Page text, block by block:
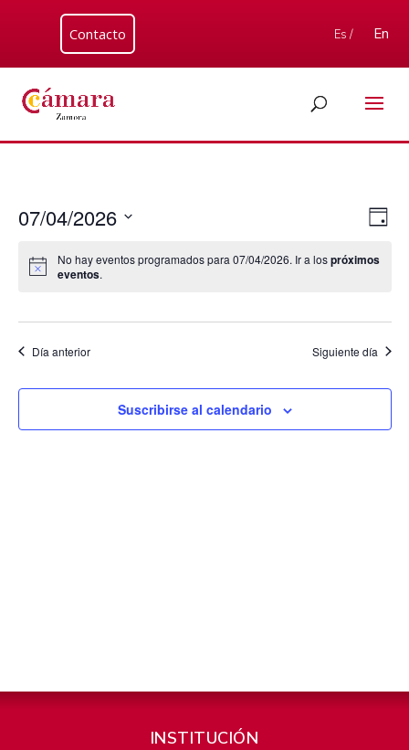
Contacto Es / En
de
de
de
Día
07/04/2026
fecha.
No hay eventos programados para 07/04/2026. Ir a lospróximos
eventos.
Día anterior Siguiente día
Suscribirse al calendario
INSTITUCIÓN